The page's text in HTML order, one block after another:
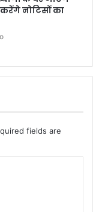
नोटिसों का
fields are